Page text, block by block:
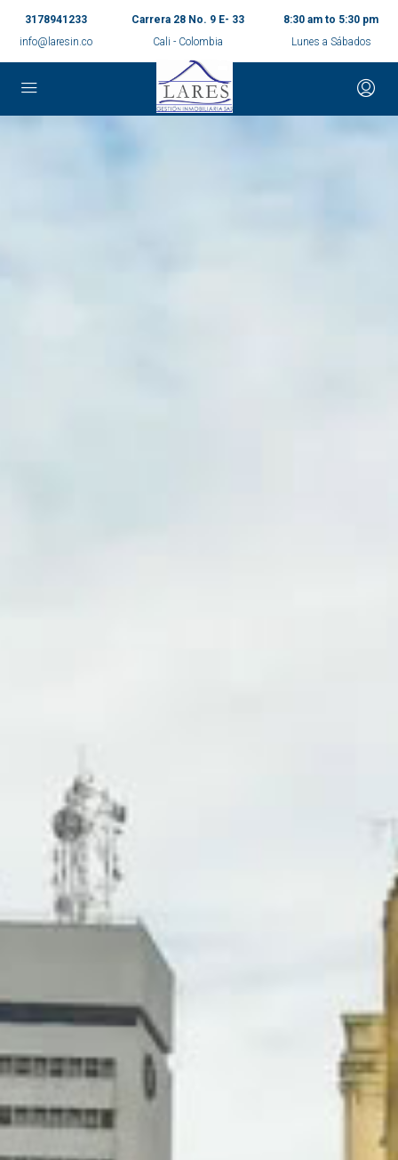
3178941233
info@laresin.co
Carrera 28 No. 9 E- 33
Cali - Colombia
8:30 am to 5:30 pm
Lunes a Sábados